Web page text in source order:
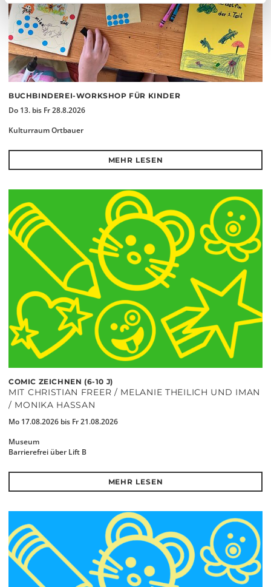
BUCHBINDEREI-WORKSHOP FÜR KINDER
Do 13. bis Fr 28.8.2026
Kulturraum Ortbauer
MEHR LESEN
COMIC ZEICHNEN (6-10 J)
MIT CHRISTIAN FREER / MELANIE THEILICH UND IMAN
/ MONIKA HASSAN
Mo 17.08.2026 bis Fr 21.08.2026
Museum
Barrierefrei über Lift B
MEHR LESEN